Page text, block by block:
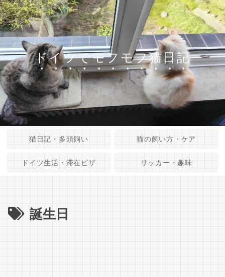
ドイツでモフモフ猫日記
猫日記・多頭飼い 猫の飼い方・ケア
ドイツ生活・滞在ビザ サッカー・趣味
誕生日